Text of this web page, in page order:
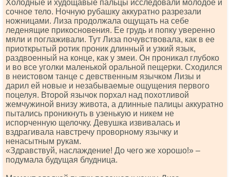
Холодные и худощавые пальцы исследовали молодое и
сочное тело. Ночную рубашку аккуратно разрезали
ножницами. Лиза продолжала ощущать на себе
леденящие прикосновения. Ее грудь и попку уверенно
мяли и поглаживали. Тут Лиза почувствовала, как в ее
приоткрытый ротик проник длинный и узкий язык,
раздвоенный на конце, как у змеи. Он проникал глубоко
и во все уголки маленькой оральной пещерки. Сходился
в неистовом танце с девственным язычком Лизы и
дарил ей новые и незабываемые ощущения первого
поцелуя. Второй язычок порхал над похотливой
жемчужиной внизу живота, а длинные палицы аккуратно
пытались проникнуть в узенькую и никем не
испорченную щелочку. Девушка извивалась и
вздрагивала навстречу проворному язычку и
ненасытным рукам.
«Здравствуй, наслаждение! До чего же хорошо!» –
подумала будущая блудница.